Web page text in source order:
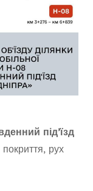
під’їзд
рух